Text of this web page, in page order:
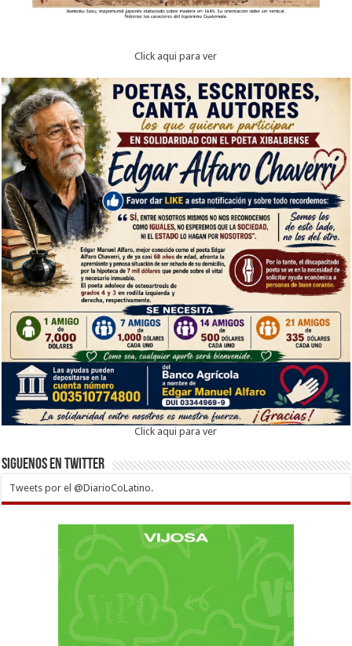
Click aqui para ver
Click aqui para ver
Siguenos en twitter
Tweets por el @DiarioCoLatino.